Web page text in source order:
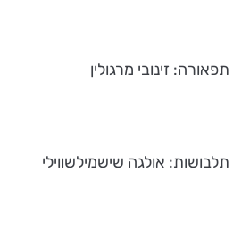
תפאורה: זינובי מרגולין
תלבושות: אולגה שישמילשווילי